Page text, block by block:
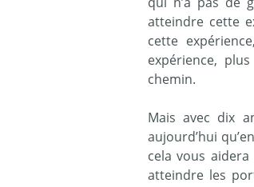
atteindre cette
cette
expérience,
chemin.
Mais avec dix
aujourd’hui
cela vous
atteindre les